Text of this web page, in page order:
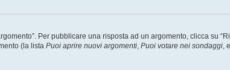
Per pubblicare una risposta ad un argomento, clicca su
(la lista Puoi aprire nuovi argomenti, Puoi votare nei sondaggi,